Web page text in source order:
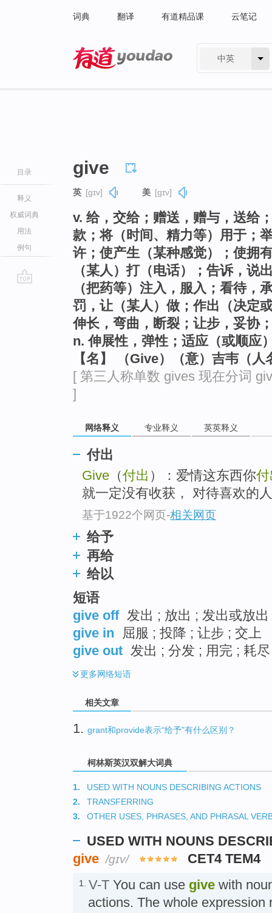
词典 翻译 有道精品课 云笔记
中英
目录
释义
权威词典
用法
例句
give
英 [ɡɪv] 美 [ɡɪv]
v. 给，交给；赠送，赠与，送给
款；将（时间、精力等）用于；
许；使产生（某种感觉）；使拥
（某人）打（电话）；告诉，
（把药等）注入，服入；看待，
罚，让（某人）做；作出（决定
伸长，弯曲，断裂；让步，妥协
n. 伸展性，弹性；适应（或顺应
【名】 （Give）（意）吉韦（人
[ 第三人称单数 gives 现在分词
]
网络释义 专业释义 英英释义
付出
Give （付出 ）：爱情这东西你
就一定没有收获， 对待喜欢的
基于1922个网页-相关网页
给予
再给
给以
短语
give off 发出 ; 放出 ; 发出或放
give in
屈服 ; 投降 ; 让步 ; 交上
give out 发出 ; 分发 ; 用完 ; 耗尽
更多网络短语
相关文章
1. grant和provide表示“给予”有什么区别？
柯林斯英汉双解大词典
1.
USED WITH NOUNS DESCRIBING ACTIONS
2.
TRANSFERRING
3.
OTHER USES, PHRASES, AND PHRASAL
USED WITH NOUNS
give /ɡɪv/ CET4 TEM4
1. V-T You can use give with
actions. The whole expression